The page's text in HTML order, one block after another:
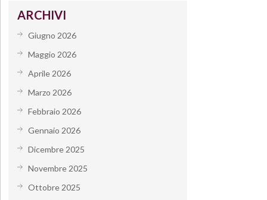
ARCHIVI
Giugno 2026
Maggio 2026
Aprile 2026
Marzo 2026
Febbraio 2026
Gennaio 2026
Dicembre 2025
Novembre 2025
Ottobre 2025